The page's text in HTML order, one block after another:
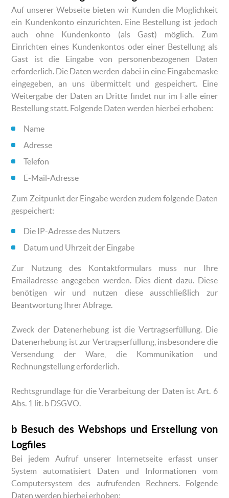
Auf unserer Webseite bieten wir Kunden die Möglichkeit
ein Kundenkonto einzurichten. Eine Bestellung ist jedoch
auch ohne Kundenkonto (als Gast) möglich. Zum
Einrichten eines Kundenkontos oder einer Bestellung als
Gast ist die Eingabe von personenbezogenen Daten
erforderlich. Die Daten werden dabei in eine Eingabemaske
eingegeben, an uns übermittelt und gespeichert. Eine
Weitergabe der Daten an Dritte findet nur im Falle einer
Bestellung statt. Folgende Daten werden hierbei erhoben:
Name
Adresse
Telefon
E-Mail-Adresse
Zum Zeitpunkt der Eingabe werden zudem folgende Daten
gespeichert:
Die IP-Adresse des Nutzers
Datum und Uhrzeit der Eingabe
Zur Nutzung des Kontaktformulars muss nur Ihre
Emailadresse angegeben werden. Dies dient dazu. Diese
benötigen wir und nutzen diese ausschließlich zur
Beantwortung Ihrer Abfrage.
Zweck der Datenerhebung ist die Vertragserfüllung. Die
Datenerhebung ist zur Vertragserfüllung, insbesondere die
Versendung der Ware, die Kommunikation und
Rechnungstellung erforderlich.
Rechtsgrundlage für die Verarbeitung der Daten ist Art. 6
Abs. 1 lit. b DSGVO.
b Besuch des Webshops und Erstellung von
Logfiles
Bei jedem Aufruf unserer Internetseite erfasst unser
System automatisiert Daten und Informationen vom
Computersystem des aufrufenden Rechners. Folgende
Daten werden hierbei erhoben: